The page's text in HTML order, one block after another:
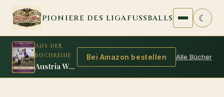
Zum Inhalt springen
PIONIERE DES LIGAFUSSBALLS ☾
AUS DER
BUCHREIHE
Austria Wien 1925/26: Das zweite Double der Amateure
Bei Amazon bestellen Alle Bücher